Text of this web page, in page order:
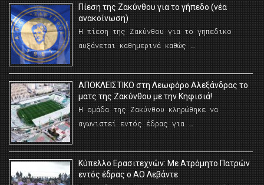
Πίεση της Ζακύνθου για το γήπεδο (νέα
ανακοίνωση)
Η πίεση της Ζακύνθου για το γηπεδικο
αυξάνεται καθημερινά καθώς …
AΠΟΚΛΕΙΣΤΙΚΟ στη Λεωφόρο Αλεξάνδρας το
ματς της Ζακύνθου με την Κηφισιά!
Η ομάδα της Ζακύνθου κληρώθηκε να
αγωνιστεί εντός έδρας για …
Κύπελλο Ερασιτεχνών: Με Ατρόμητο Πατρών
εντός έδρας ο ΑΟ Λεβάντε